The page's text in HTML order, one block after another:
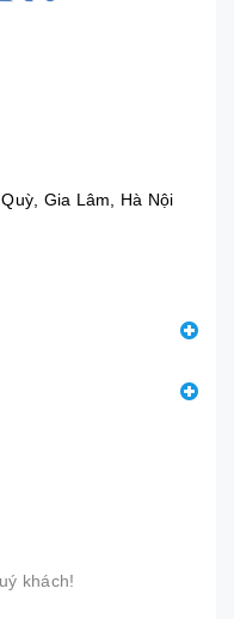
Gia Lâm, Hà Nội
khách!